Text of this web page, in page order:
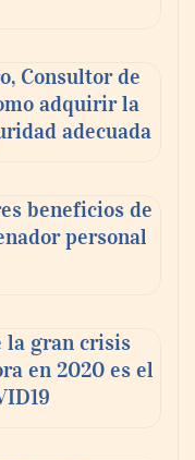
No
Consultor de
adquirir la
adecuada
beneficios de
personal
la gran crisis
en 2020 es el